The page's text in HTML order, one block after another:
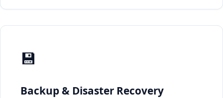
💾
Backup & Disaster Recovery